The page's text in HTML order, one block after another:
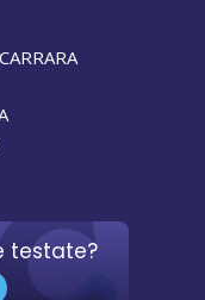
testate?